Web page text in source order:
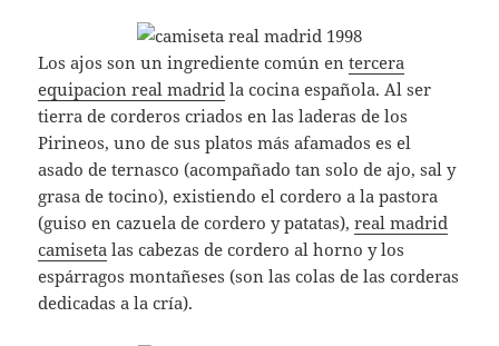
Los ajos son un ingrediente común entercera
equipacion real madrid la cocina española. Al ser
tierra de corderos criados en las laderas de los
Pirineos, uno de sus platos más afamados es el
asado de ternasco (acompañado tan solo de ajo, sal y
grasa de tocino), existiendo el cordero a la pastora
(guiso en cazuela de cordero y patatas),real madrid
camiseta las cabezas de cordero al horno y los
espárragos montañeses (son las colas de las corderas
dedicadas a la cría).